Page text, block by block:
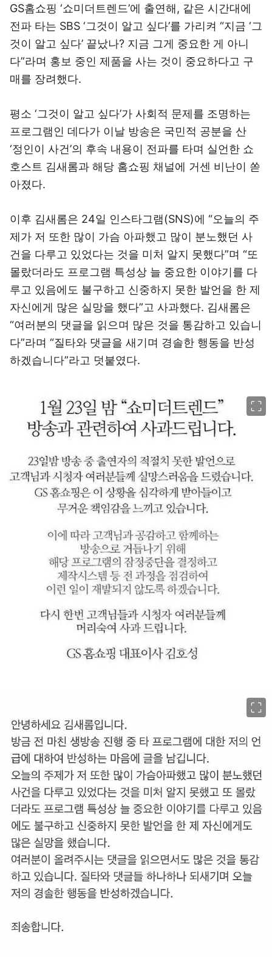
GS홈쇼핑 ‘쇼미더트렌드’에 출연해, 같은 시간대에
전파 타는 SBS ‘그것이 알고 싶다’를 가리켜 “지금 ‘그
것이 알고 싶다’ 끝났나? 지금 그게 중요한 게 아니
다”라며 홍보 중인 제품을 사는 것이 중요하다고 구
매를 장려했다.
평소 ‘그것이 알고 싶다’가 사회적 문제를 조명하는
프로그램인 데다가 이날 방송은 국민적 공분을 산
‘정인이 사건’의 후속 내용이 전파를 타며 실언한 쇼
호스트 김새롬과 해당 홈쇼핑 채널에 거센 비난이 쏟
아졌다.
이후 김새롬은 24일 인스타그램(SNS)에 “오늘의 주
제가 저 또한 많이 가슴 아파했고 많이 분노했던 사
건을 다루고 있었다는 것을 미처 알지 못했다”며 “또
몰랐더라도 프로그램 특성상 늘 중요한 이야기를 다
루고 있음에도 불구하고 신중하지 못한 발언을 한 제
자신에게 많은 실망을 했다”고 사과했다. 김새롬은
“여러분의 댓글을 읽으며 많은 것을 통감하고 있습니
다”라며 “질타와 댓글을 새기며 경솔한 행동을 반성
하겠습니다”라고 덧붙였다.